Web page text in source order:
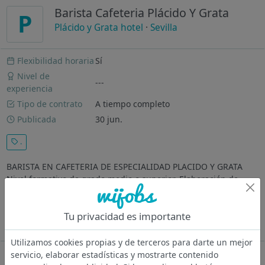
P Barista Cafeteria Plácido Y Grata
Plácido y Grata hotel · Sevilla
Flexibilidad horaria Sí
Nivel de
experiencia
---
Tipo de contrato
A tiempo completo
Publicada
30 jun.
.
BARISTA EN CAFETERIA DE ESPECIALIDAD PLACIDO Y GRATA
Nivel formativo de grado medio o superior. Elaboración de
diferentes tipos de cafés y especialidades. Dominio de
elaboración de distintas variedades y orígenes de café.
Preparación tanto de cafés...
Ver más
Oferta desactivada
Tu privacidad es importante
Utilizamos cookies propias y de terceros para darte un mejor
servicio, elaborar estadísticas y mostrarte contenido